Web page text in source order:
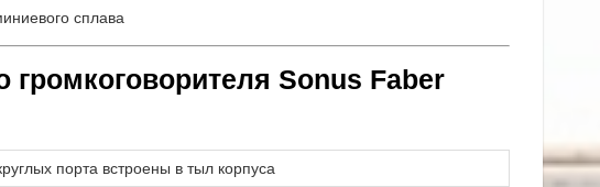
сплава
громкоговорителя Sonus Faber
порта встроены в тыл корпуса